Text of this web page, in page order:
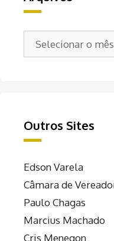
Arquivos
Outros Sites
Edson Varela
Câmara de
Paulo Chagas
Marcius Machado
Cris Menegon